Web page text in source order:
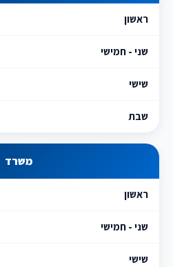
ראשון
שני - חמישי
שישי
שבת
משרד
ראשון
שני - חמישי
שישי